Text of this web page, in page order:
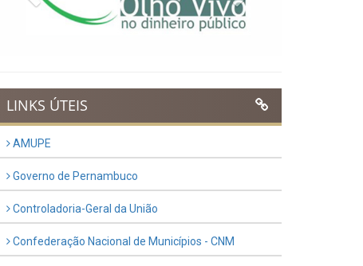
LINKS ÚTEIS
AMUPE
Governo de Pernambuco
Controladoria-Geral da União
Confederação Nacional de Municípios - CNM